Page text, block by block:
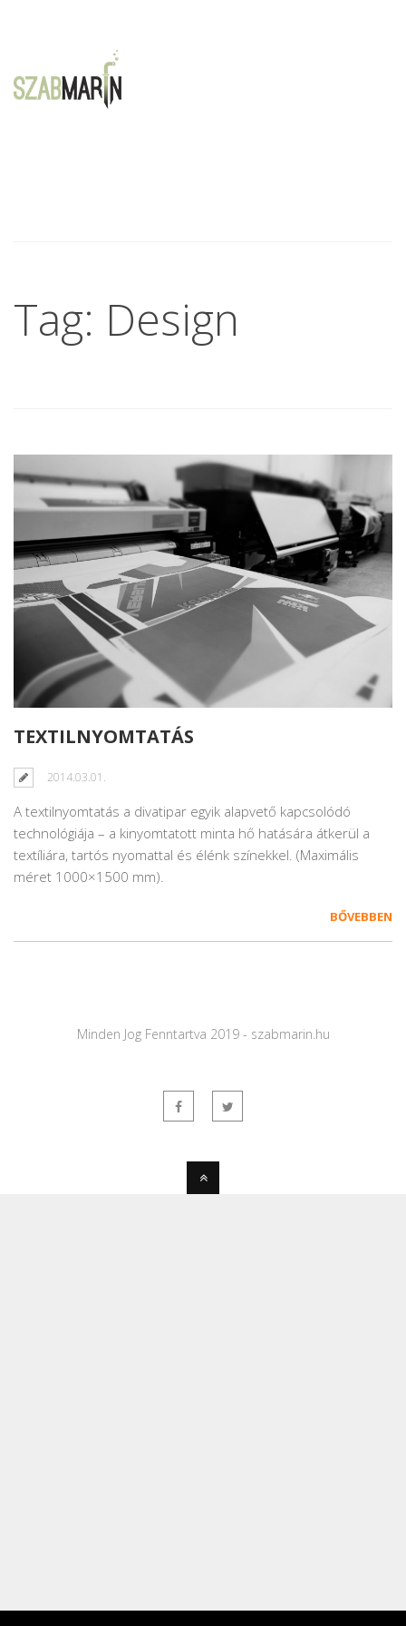
/mnt/drbd/www/kennyeyeskovacs/www.szabmarin.hu/wp-
content/themes/patti/framework/ReduxFramework/ReduxCore/
on line29
Tag: Design
TEXTILNYOMTATÁS
2014.03.01.
A textilnyomtatás a divatipar egyik alapvető kapcsolódó
technológiája – a kinyomtatott minta hő hatására átkerül a
textíliára, tartós nyomattal és élénk színekkel. (Maximális
méret 1000×1500 mm).
BŐVEBBEN
Minden Jog Fenntartva 2019 - szabmarin.hu